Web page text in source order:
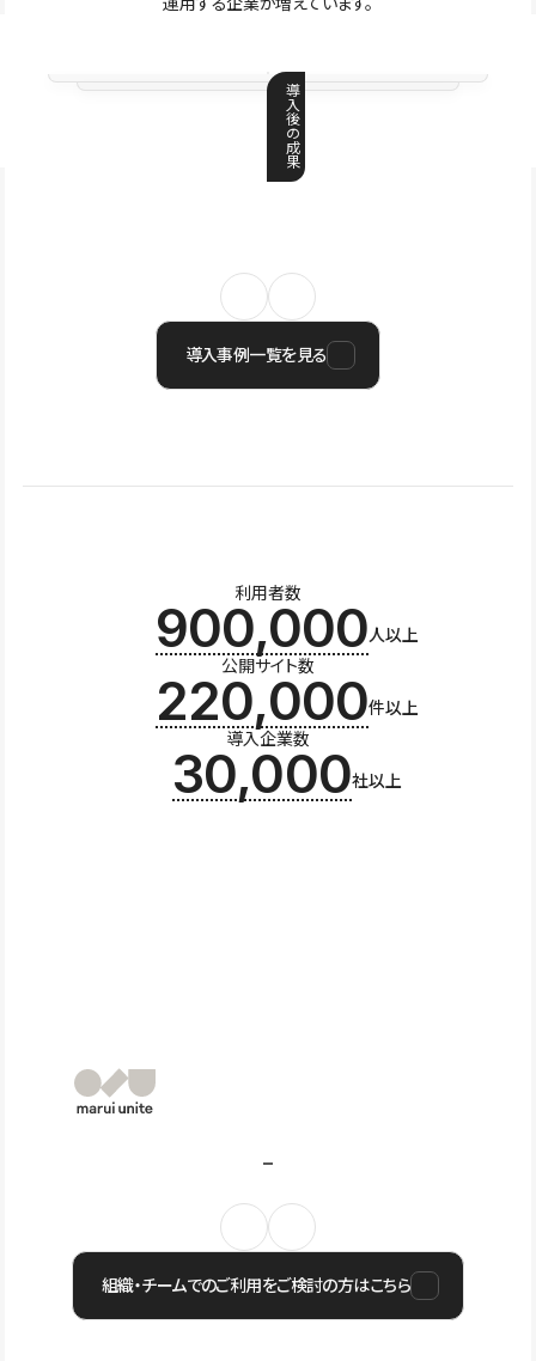
導
入
後
の
成
果
導入事例一覧を見る
利用者数
900,000人以上
公開サイト数
220,000件以上
導入企業数
30,000社以上
組織・チームでのご利用をご検討の方はこちら